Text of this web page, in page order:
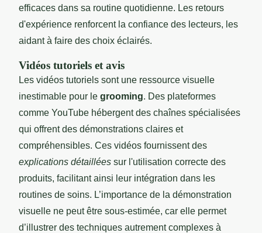
efficaces dans sa routine quotidienne. Les retours
d'expérience renforcent la confiance des lecteurs, les
aidant à faire des choix éclairés.
Vidéos tutoriels et avis
Les vidéos tutoriels sont une ressource visuelle
inestimable pour le grooming. Des plateformes
comme YouTube hébergent des chaînes spécialisées
qui offrent des démonstrations claires et
compréhensibles. Ces vidéos fournissent des
explications détaillées sur l'utilisation correcte des
produits, facilitant ainsi leur intégration dans les
routines de soins. L’importance de la démonstration
visuelle ne peut être sous-estimée, car elle permet
d’illustrer des techniques autrement complexes à